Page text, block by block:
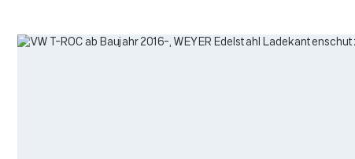
Bildergalerie überspringen